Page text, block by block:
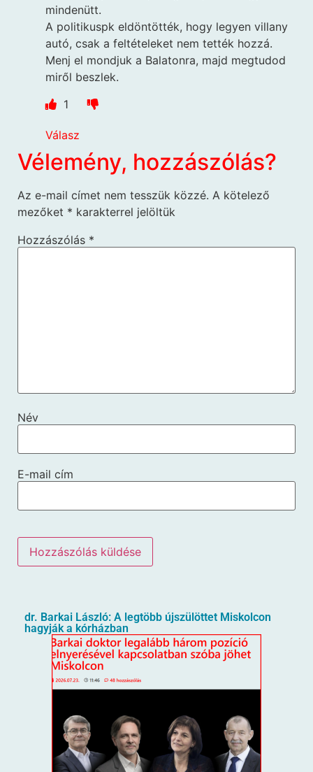
mindenütt.
A politikuspk eldöntötték, hogy legyen villany
autó, csak a feltételeket nem tették hozzá.
Menj el mondjuk a Balatonra, majd megtudod
miről beszlek.
1
Válasz
Vélemény, hozzászólás?
Az e-mail címet nem tesszük közzé. A kötelező
mezőket * karakterrel jelöltük
Hozzászólás *
Név
E-mail cím
dr. Barkai László: A legtöbb újszülöttet Miskolcon
hagyják a kórházban